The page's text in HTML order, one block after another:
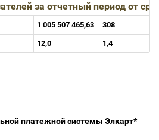
за отчетный период от
1 005 507 465,63 308
12,0 1,4
платежной системы Элкарт*